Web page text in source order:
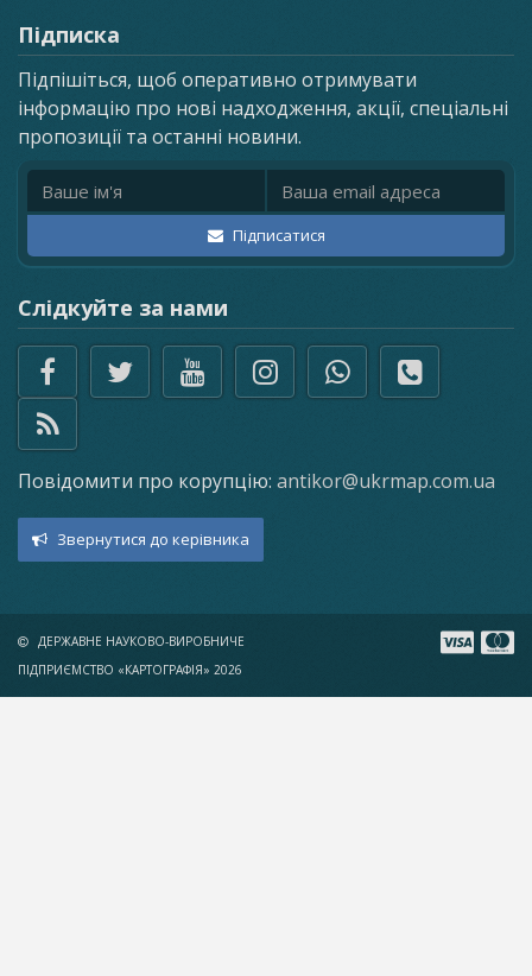
Підписка
Підпішіться, щоб оперативно отримувати
інформацію про нові надходження, акції, спеціальні
пропозиції та останні новини.
Ім'я Email адреса
Підписатися
Слідкуйте за нами
Повідомити про корупцію: antikor@ukrmap.com.ua
Звернутися до керівника
ДЕРЖАВНЕ НАУКОВО-ВИРОБНИЧЕ
ПІДПРИЄМСТВО «КАРТОГРАФІЯ» 2026